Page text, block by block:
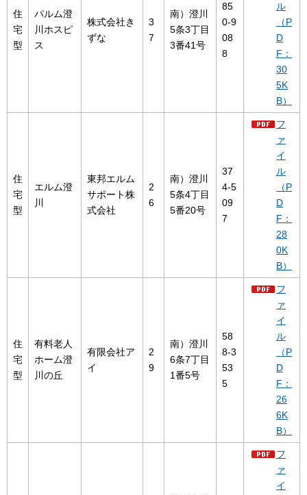
住
宅
型
パルム澄
川ホスピ
ス
株式会社き
ずな
3
7
南）澄川
5条3丁目
3番41号
85
0-9
08
8
ル
（P
D
F：
30
5K
B）
住
宅
型
エルム澄
川
東邦エルム
サポート株
式会社
2
6
南）澄川
5条4丁目
5番20号
37
4-5
09
7
フ
ァ
イ
ル
（P
D
F：
28
0K
B）
住
宅
型
有料老人
ホーム澄
川の丘
有限会社ア
イ
2
9
南）澄川
6条7丁目
1番5号
58
8-3
53
5
フ
ァ
イ
ル
（P
D
F：
26
6K
B）
フ
ァ
イ